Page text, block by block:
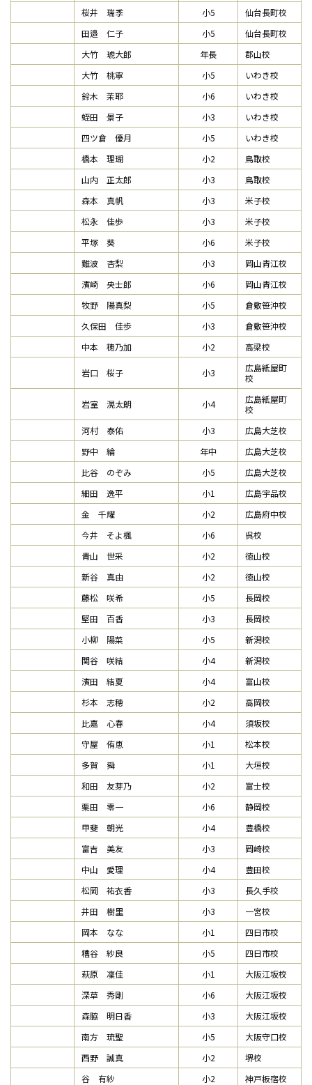
桜井 瑞季
小5
仙台長町校
田邉 仁子
小5
仙台長町校
大竹 琥大郎
年長
郡山校
大竹 桃寧
小5
いわき校
鈴木 茉耶
小6
いわき校
蛭田 景子
小3
いわき校
四ツ倉 優月
小5
いわき校
橋本 理瑚
小2
鳥取校
山内 正太郎
小3
鳥取校
森本 真帆
小3
米子校
松永 佳歩
小3
米子校
平塚 葵
小6
米子校
難波 杏梨
小3
岡山青江校
濱崎 央士郎
小6
岡山青江校
牧野 陽真梨
小5
倉敷笹沖校
久保田 佳歩
小3
倉敷笹沖校
中本 穂乃加
小2 高梁校
岩口 桜子 小3
広島紙屋町
校
岩室 滉太朗 小4
広島紙屋町
校
河村 泰佑
小3
広島大芝校
野中 綸
年中
広島大芝校
比谷 のぞみ
小5
広島大芝校
細田 逸平
小1
広島宇品校
金 千耀
小2
広島府中校
今井 そよ楓
小6
呉校
青山 世采
小2
徳山校
新谷 真由
小2
徳山校
藤松 咲希
小5
長岡校
堅田 百香
小3
長岡校
小柳 陽菜
小5
新潟校
関谷 咲結
小4
新潟校
濱田 結夏
小4
富山校
杉本 志穂
小2
高岡校
比嘉 心春
小4
須坂校
守屋 侑恵
小1
松本校
多賀 舜
小1
大垣校
和田 友芽乃
小2
富士校
栗田 零一
小6
静岡校
甲斐 朝光
小4
豊橋校
富吉 美友
小3
岡崎校
中山 愛理
小4
豊田校
松岡 祐衣香
小3
長久手校
井田 樹里
小3
一宮校
岡本 なな
小1
四日市校
糟谷 紗良
小5
四日市校
萩原 凜佳
小1
大阪江坂校
深草 秀剛
小6
大阪江坂校
森脇 明日香
小3
大阪江坂校
南方 琉聖
小5
大阪守口校
西野 誠真
小2
堺校
谷 有紗
小2 神戸板宿校